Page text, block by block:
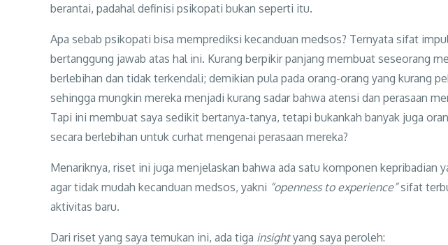
berantai, padahal definisi psikopati bukan seperti itu.
Apa sebab psikopati bisa memprediksi kecanduan medsos? Ternyata sifat
bertanggung jawab atas hal ini. Kurang berpikir panjang membuat seseorang
berlebihan dan tidak terkendali; demikian pula pada orang-orang yang kurang
sehingga mungkin mereka menjadi kurang sadar bahwa atensi dan perasaan
Tapi ini membuat saya sedikit bertanya-tanya, tetapi bukankah banyak juga
secara berlebihan untuk curhat mengenai perasaan mereka?
Menariknya, riset ini juga menjelaskan bahwa ada satu komponen kepribadian
agar tidak mudah kecanduan medsos, yakni “openness to experience”sifat
aktivitas baru.
Dari riset yang saya temukan ini, ada tiga insightyang saya peroleh: